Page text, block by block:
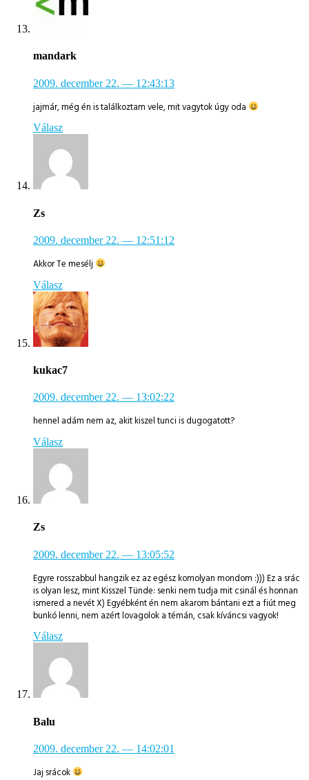
mandark
2009. december 22. — 12:43:13
jajmár, még én is találkoztam vele, mit vagytok úgy oda
Válasz
Zs
2009. december 22. — 12:51:12
Akkor Te mesélj
Válasz
kukac7
2009. december 22. — 13:02:22
hennel adám nem az, akit kiszel tunci is dugogatott?
Válasz
Zs
2009. december 22. — 13:05:52
Egyre rosszabbul hangzik ez az egész komolyan mondom :))) Ez a srác
is olyan lesz, mint Kisszel Tünde: senki nem tudja mit csinál és honnan
ismered a nevét X) Egyébként én nem akarom bántani ezt a fiút meg
bunkó lenni, nem azért lovagolok a témán, csak kíváncsi vagyok!
Válasz
Balu
2009. december 22. — 14:02:01
Jaj srácok